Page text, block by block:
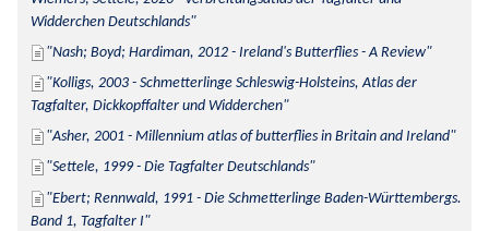
Widderchen Deutschlands
Nash; Boyd; Hardiman, 2012 - Ireland's Butterflies - A Review
Kolligs, 2003 - Schmetterlinge Schleswig-Holsteins, Atlas der
Tagfalter, Dickkopffalter und Widderchen
Asher, 2001 - Millennium atlas of butterflies in Britain and Ireland
Settele, 1999 - Die Tagfalter Deutschlands
Ebert; Rennwald, 1991 - Die Schmetterlinge Baden-Württembergs.
Band 1, Tagfalter I